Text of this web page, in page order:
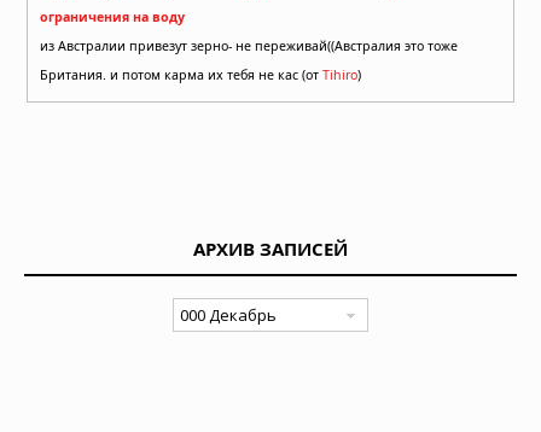
ограничения на воду
из Австралии привезут зерно- не переживай((Австралия это тоже
Британия. и потом карма их тебя не кас (от Tihiro)
АРХИВ ЗАПИСЕЙ